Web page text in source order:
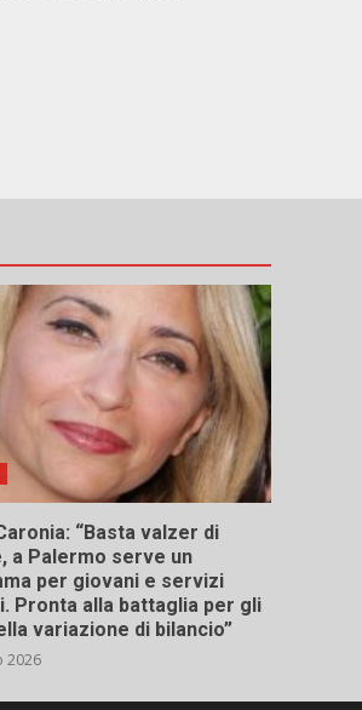
“Basta valzer di
a Palermo serve un
per giovani e servizi
Pronta alla battaglia per gli
variazione di bilancio”
2026